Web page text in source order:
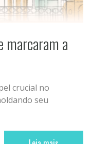
marcaram a
crucial no
seu